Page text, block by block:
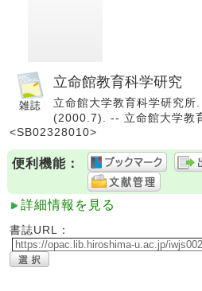
立命館教育科学研究
立命館大学教育科学研究
(2000.7). -- 立命館大学教
<SB02328010>
便利機能：
詳細情報を見る
書誌URL：